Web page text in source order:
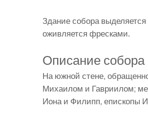
Здание собора
оживляется фресками.
Описание собора
На южной стене,
Михаилом и Гавриилом;
Иона и Филипп, епископы